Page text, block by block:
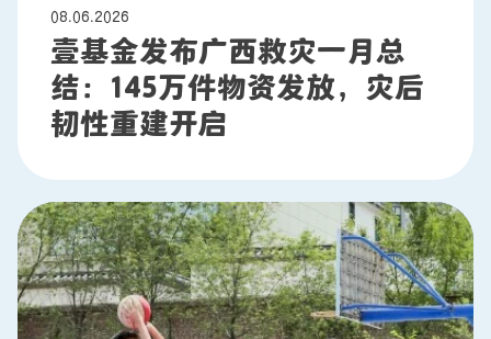
08.06.2026
壹基金发布广西救灾一月总
结：145万件物资发放，灾后
韧性重建开启